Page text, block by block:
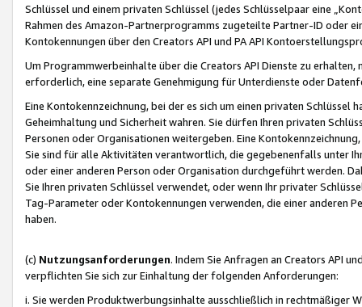
Schlüssel und einem privaten Schlüssel (jedes Schlüsselpaar eine
Rahmen des Amazon-Partnerprogramms zugeteilte Partner-ID oder
Kontokennungen über den Creators API und PA API
Um Programmwerbeinhalte über die Creators API Dienste zu
erforderlich, eine separate Genehmigung für Unterdienste oder
Eine Kontokennzeichnung, bei der es sich um einen privaten
Geheimhaltung und Sicherheit wahren. Sie dürfen Ihren privaten
Personen oder Organisationen weitergeben. Eine
Sie sind für alle Aktivitäten verantwortlich, die gegebenenfalls unter
oder einer anderen Person oder Organisation durchgeführt werden.
Sie Ihren privaten Schlüssel verwendet, oder wenn Ihr privater
Tag-Parameter oder Kontokennungen verwenden, die einer anderen
haben.
(c) Nutzungsanforderungen. Indem Sie Anfragen an Creators API
verpflichten Sie sich zur Einhaltung der folgenden Anforderungen:
i. Sie werden Produktwerbungsinhalte ausschließlich in rechtmäßiger